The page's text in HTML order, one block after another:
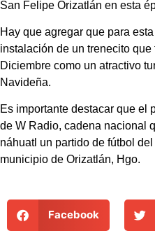
San Felipe Orizatlán en esta
Hay que agregar que para
instalación de un trenecito
Diciembre como un atractivo
Navideña.
Es importante destacar que el
de W Radio, cadena nacional
náhuatl un partido de fútbol
municipio de Orizatlán, Hgo.
Facebook